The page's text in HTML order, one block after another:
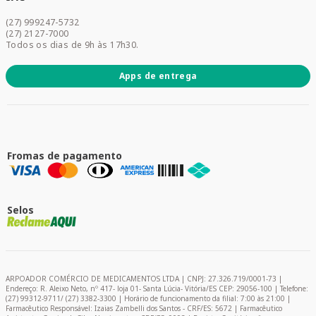
Promoções
(27) 999247-5732
(27) 2127-7000
Todos os dias de 9h às 17h30.
Apps de entrega
Fromas de pagamento
Selos
ARPOADOR COMÉRCIO DE MEDICAMENTOS LTDA | CNPJ: 27.326.719/0001-73 |
Endereço: R. Aleixo Neto, nº 417- loja 01- Santa Lúcia- Vitória/ES CEP: 29056-100 | Telefone:
(27) 99312-9711/ (27) 3382-3300 | Horário de funcionamento da filial: 7:00 às 21:00 |
Farmacêutico Responsável: Izaias Zambelli dos Santos - CRF/ES: 5672 | Farmacêutico